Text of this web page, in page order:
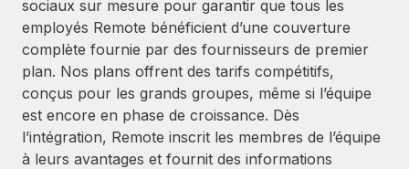
Demandez aux experts
Recevez des conseils d’experts sur les RH à
l’international et la conformité
Contrôles d’antécédents
Simplifiez vos processus de présélection des
candidats
Remote Build
Bientôt disponible
Conseil en intégrations et automatisations assistées par
ÉTUDES DE CAS
Données sur les salaires et les talents
Centre de ressources
Obtenir de l’aide
Voir toutes les ressources
sociaux sur mesure pour garantir que tous les
employés Remote bénéficient d’une couverture
complète fournie par des fournisseurs de premier
plan. Nos plans offrent des tarifs compétitifs,
conçus pour les grands groupes, même si l’équipe
est encore en phase de croissance. Dès
l’intégration, Remote inscrit les membres de l’équipe
à leurs avantages et fournit des informations